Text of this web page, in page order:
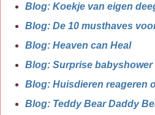
Blog: Koekje van eigen
Blog: De 10 musthaves
Blog: Heaven can Heal
Blog: Surprise babyshower
Blog: Huisdieren reageren
Blog: Teddy Bear Daddy